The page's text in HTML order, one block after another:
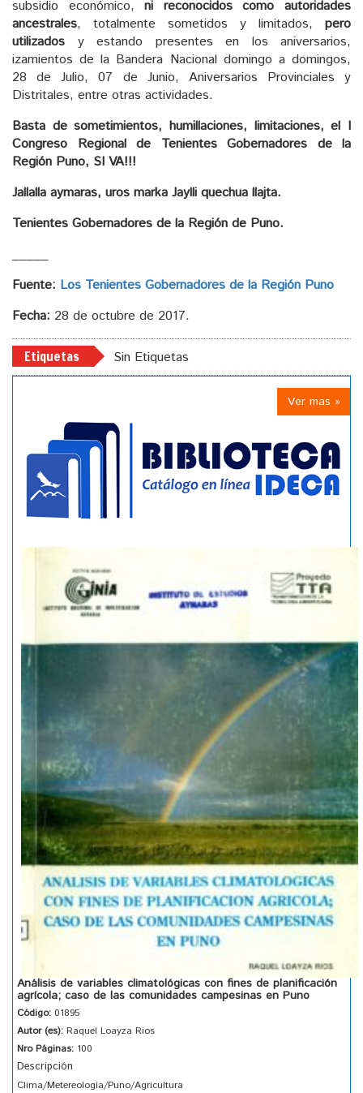
subsidio económico,ni reconocidos como autoridades
ancestrales, totalmente sometidos y limitados, pero
utilizados y estando presentes en los aniversarios,
izamientos de la Bandera Nacional domingo a domingos,
28 de Julio, 07 de Junio, Aniversarios Provinciales y
Distritales, entre otras actividades.
Basta de sometimientos, humillaciones, limitaciones, el I
Congreso Regional de Tenientes Gobernadores de la
Región Puno, SI VA!!!
Jallalla aymaras, uros marka Jaylli quechua llajta.
Tenientes Gobernadores de la Región de Puno.
Fuente: Los Tenientes Gobernadores de la Región Puno
Fecha: 28 de octubre de 2017.
Etiquetas Sin Etiquetas
Ver mas »
Análisis de variables climatológicas con fines de planificación
agrícola; caso de las comunidades campesinas en Puno
Código: 01895
Autor (es): Raquel Loayza Rios
Nro Páginas: 100
Descripción
Clima/Metereología/Puno/Agricultura